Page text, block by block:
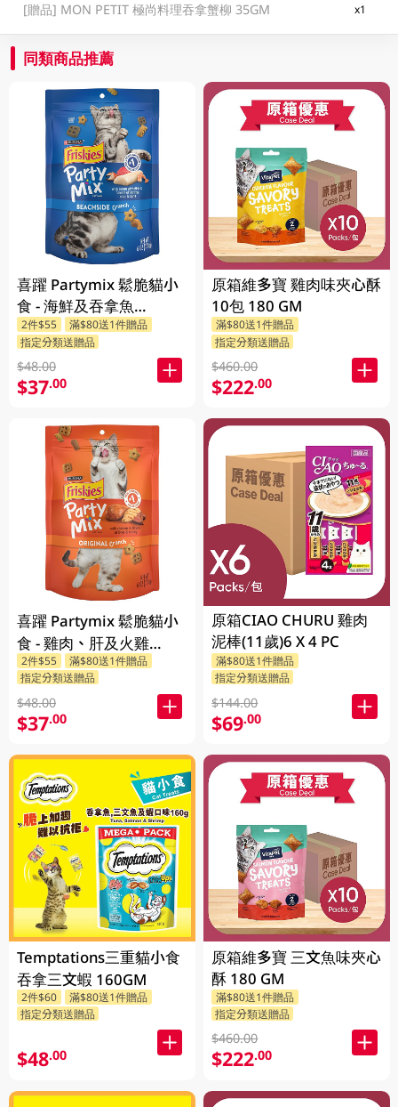
[贈品] MON PETIT 極尚料理吞拿蟹柳 35GM x1
同類商品推薦
喜躍 Partymix 鬆脆貓小
食 - 海鮮及吞拿魚
170GM
2件$55
滿$80送1件贈品
指定分類送贈品
$48.00
$37.00
喜躍 Partymix 鬆脆貓小
食 - 雞肉、肝及火雞
170GM
2件$55
滿$80送1件贈品
指定分類送贈品
$48.00
$37.00
Temptations三重貓小食
吞拿三文蝦 160GM
2件$60
滿$80送1件贈品
指定分類送贈品
$48.00
原箱維多寶 雞肉味夾心酥
10包 180 GM
滿$80送1件贈品
指定分類送贈品
$460.00
$222.00
原箱CIAO CHURU 雞肉
泥棒(11歲)6 X 4 PC
滿$80送1件贈品
指定分類送贈品
$144.00
$69.00
原箱維多寶 三文魚味夾心
酥 180 GM
滿$80送1件贈品
指定分類送贈品
$460.00
$222.00